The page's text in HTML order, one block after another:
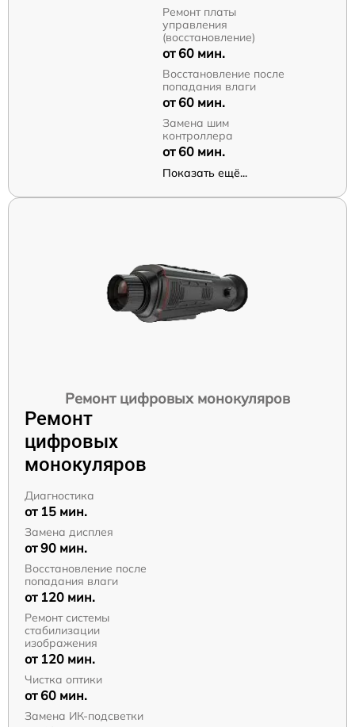
Ремонт платы
управления
(восстановление)
от 60 мин.
Восстановление после
попадания влаги
от 60 мин.
Замена шим
контроллера
от 60 мин.
Показать ещё...
Ремонт цифровых монокуляров
Ремонт
цифровых
монокуляров
Диагностика
от 15 мин.
Замена дисплея
от 90 мин.
Восстановление после
попадания влаги
от 120 мин.
Ремонт системы
стабилизации
изображения
от 120 мин.
Чистка оптики
от 60 мин.
Замена ИК-подсветки